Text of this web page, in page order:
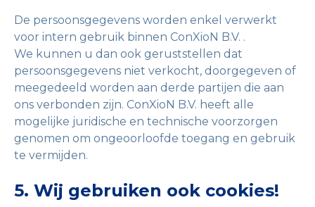
De persoonsgegevens worden enkel verwerkt
voor intern gebruik binnen ConXioN B.V. .
We kunnen u dan ook geruststellen dat
persoonsgegevens niet verkocht, doorgegeven of
meegedeeld worden aan derde partijen die aan
ons verbonden zijn. ConXioN B.V. heeft alle
mogelijke juridische en technische voorzorgen
genomen om ongeoorloofde toegang en gebruik
te vermijden.
5. Wij gebruiken ook cookies!